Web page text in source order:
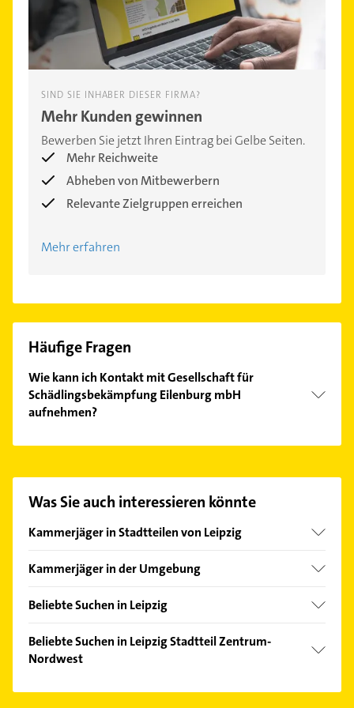
SIND SIE INHABER DIESER FIRMA?
Mehr Kunden gewinnen
Bewerben Sie jetzt Ihren Eintrag bei Gelbe Seiten.
Mehr Reichweite
Abheben von Mitbewerbern
Relevante Zielgruppen erreichen
Mehr erfahren
Häufige Fragen
Wie kann ich Kontakt mit Gesellschaft für
Schädlingsbekämpfung Eilenburg mbH
aufnehmen?
aufzunehmen. Einfach die passenden
unserem Kontaktdaten-Bereich auswählen. Hier
finden Sie alle Kontaktdaten
Was Sie auch interessieren könnte
Kammerjäger in Stadtteilen von Leipzig
Althen-Kleinpösna
Baalsdorf
Engelsdorf
Hartmannsdorf-Knautnaundorf
Kammerjäger in der Umgebung
Delitzsch
Merseburg (Saale)
Beliebte Suchen in Leipzig
Putzfrau
Gebäudereinigung
Beliebte Suchen in Leipzig Stadtteil Zentrum-
Nordwest